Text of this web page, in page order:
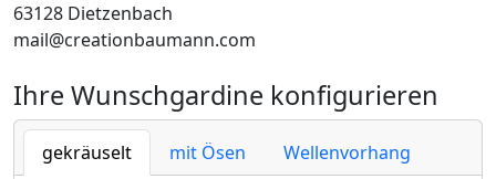
63128 Dietzenbach
mail@creationbaumann.com
Ihre Wunschgardine konfigurieren
gekräuselt mit Ösen Wellenvorhang